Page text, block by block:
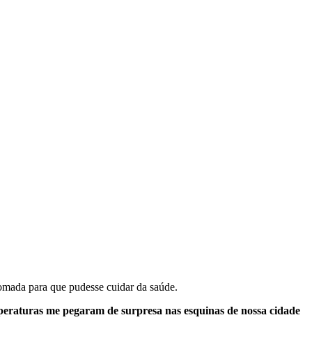
para que pudesse cuidar da saúde.
me pegaram de surpresa nas esquinas de nossa cidade